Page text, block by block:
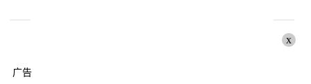
x
广告